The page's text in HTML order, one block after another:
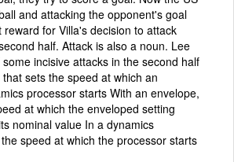
and attacking the opponent's goal
reward for Villa's decision to attack
half. Attack is also a noun. Lee
incisive attacks in the second half
sets the speed at which an
processor starts With an envelope,
at which the enveloped setting
nominal value In a dynamics
speed at which the processor starts